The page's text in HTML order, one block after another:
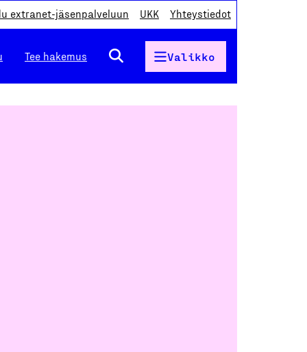
extranet-jäsenpalveluun UKK Yhteystiedot
Tee hakemus Valikko